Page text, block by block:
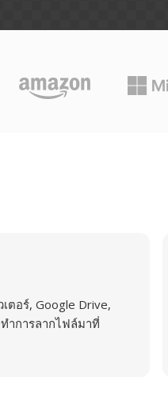
ตอร์, Google Drive,
ำการลากไฟล์มาที่